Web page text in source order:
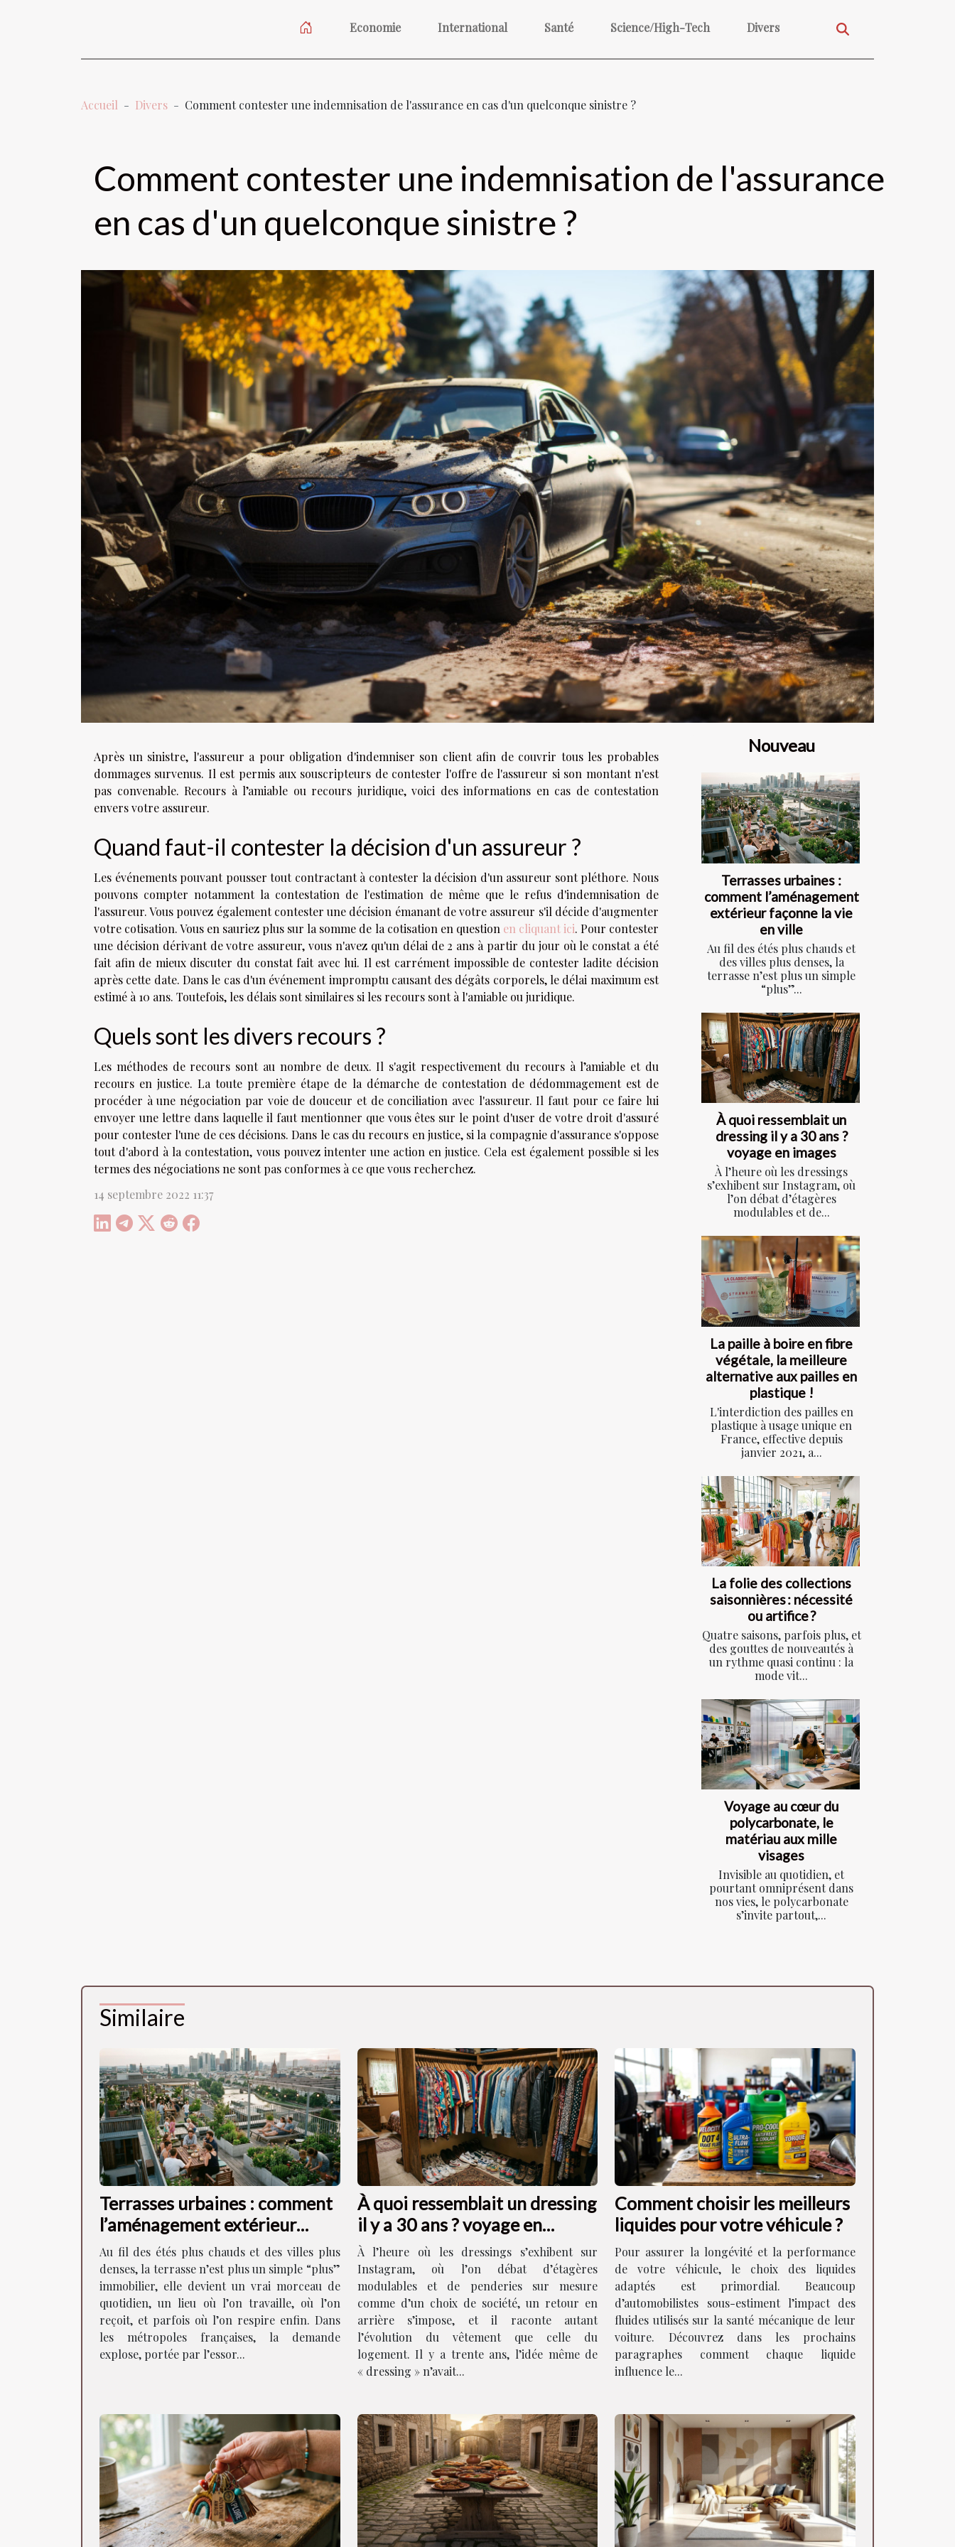
Economie International Santé Science/High-Tech Divers
Accueil Divers Comment contester une indemnisation de l'assurance en cas d'un quelconque sinistre ?
Comment contester une indemnisation de l'assurance
en cas d'un quelconque sinistre ?
Après un sinistre, l'assureur a pour obligation d'indemniser son client afin de couvrir tous les probables
dommages survenus. Il est permis aux souscripteurs de contester l'offre de l'assureur si son montant n'est
pas convenable. Recours à l’amiable ou recours juridique, voici des informations en cas de contestation
envers votre assureur.
Quand faut-il contester la décision d'un assureur ?
Les événements pouvant pousser tout contractant à contester la décision d'un assureur sont pléthore. Nous
pouvons compter notamment la contestation de l'estimation de même que le refus d'indemnisation de
l'assureur. Vous pouvez également contester une décision émanant de votre assureur s'il décide d'augmenter
votre cotisation. Vous en sauriez plus sur la somme de la cotisation en question en cliquant ici. Pour contester
une décision dérivant de votre assureur, vous n'avez qu'un délai de 2 ans à partir du jour où le constat a été
fait afin de mieux discuter du constat fait avec lui. Il est carrément impossible de contester ladite décision
après cette date. Dans le cas d'un événement impromptu causant des dégâts corporels, le délai maximum est
estimé à 10 ans. Toutefois, les délais sont similaires si les recours sont à l'amiable ou juridique.
Quels sont les divers recours ?
Les méthodes de recours sont au nombre de deux. Il s'agit respectivement du recours à l’amiable et du
recours en justice. La toute première étape de la démarche de contestation de dédommagement est de
procéder à une négociation par voie de douceur et de conciliation avec l'assureur. Il faut pour ce faire lui
envoyer une lettre dans laquelle il faut mentionner que vous êtes sur le point d'user de votre droit d'assuré
pour contester l'une de ces décisions. Dans le cas du recours en justice, si la compagnie d'assurance s'oppose
tout d'abord à la contestation, vous pouvez intenter une action en justice. Cela est également possible si les
termes des négociations ne sont pas conformes à ce que vous recherchez.
14 septembre 2022 11:37
Nouveau
Terrasses urbaines :
comment l’aménagement
extérieur façonne la vie
en ville
Au fil des étés plus chauds et
des villes plus denses, la
terrasse n’est plus un simple
“plus”...
À quoi ressemblait un
dressing il y a 30 ans ?
voyage en images
À l’heure où les dressings
s’exhibent sur Instagram, où
l’on débat d’étagères
modulables et de...
La paille à boire en fibre
végétale, la meilleure
alternative aux pailles en
plastique !
L'interdiction des pailles en
plastique à usage unique en
France, effective depuis
janvier 2021, a...
La folie des collections
saisonnières : nécessité
ou artifice ?
Quatre saisons, parfois plus, et
des gouttes de nouveautés à
un rythme quasi continu : la
mode vit...
Voyage au cœur du
polycarbonate, le
matériau aux mille
visages
Invisible au quotidien, et
pourtant omniprésent dans
nos vies, le polycarbonate
s’invite partout,...
Similaire
Terrasses urbaines : comment
l’aménagement extérieur
façonne la vie en ville
Au fil des étés plus chauds et des villes plus
denses, la terrasse n’est plus un simple “plus”
immobilier, elle devient un vrai morceau de
quotidien, un lieu où l’on travaille, où l’on
reçoit, et parfois où l’on respire enfin. Dans
les métropoles françaises, la demande
explose, portée par l’essor...
À quoi ressemblait un dressing
il y a 30 ans ? voyage en
images
À l’heure où les dressings s’exhibent sur
Instagram, où l’on débat d’étagères
modulables et de penderies sur mesure
comme d’un choix de société, un retour en
arrière s’impose, et il raconte autant
l’évolution du vêtement que celle du
logement. Il y a trente ans, l’idée même de
« dressing » n’avait...
Comment choisir les meilleurs
liquides pour votre véhicule ?
Pour assurer la longévité et la performance
de votre véhicule, le choix des liquides
adaptés est primordial. Beaucoup
d’automobilistes sous-estiment l’impact des
fluides utilisés sur la santé mécanique de leur
voiture. Découvrez dans les prochains
paragraphes comment chaque liquide
influence le...